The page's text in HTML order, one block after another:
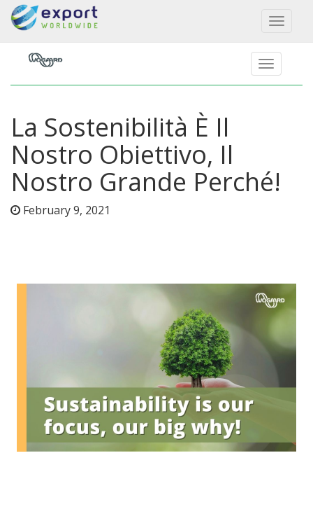
Toggle
La Sostenibilità È Il
Nostro Obiettivo, Il
Nostro Grande Perché!
February 9, 2021